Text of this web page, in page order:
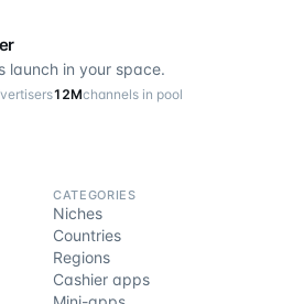
launch in your space.
12Mchannels in pool
CATEGORIES
Niches
Countries
Regions
Cashier apps